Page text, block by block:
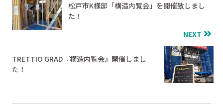
松戸市K様邸「構造内覧会」を開催致しまし
た！
NEXT
TRETTIO GRAD『構造内覧会』開催しまし
た！